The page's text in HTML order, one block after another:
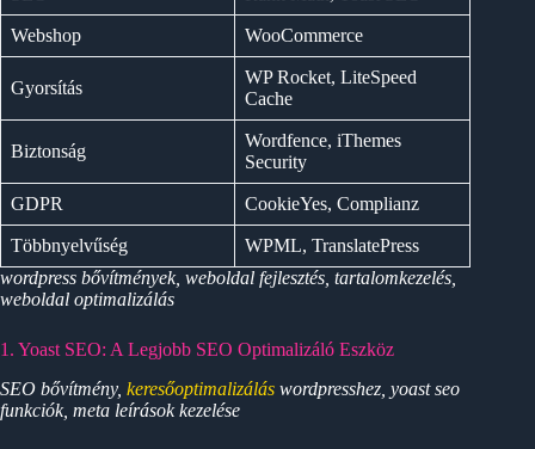
Webshop WooCommerce
Gyorsítás
WP Rocket, LiteSpeed
Cache
Biztonság
Wordfence, iThemes
Security
GDPR CookieYes, Complianz
Többnyelvűség
WPML, TranslatePress
wordpress bővítmények, weboldal fejlesztés, tartalomkezelés,
weboldal optimalizálás
1. Yoast SEO: A Legjobb SEO Optimalizáló Eszköz
SEO bővítmény, keresőoptimalizálás wordpresshez, yoast seo
funkciók, meta leírások kezelése